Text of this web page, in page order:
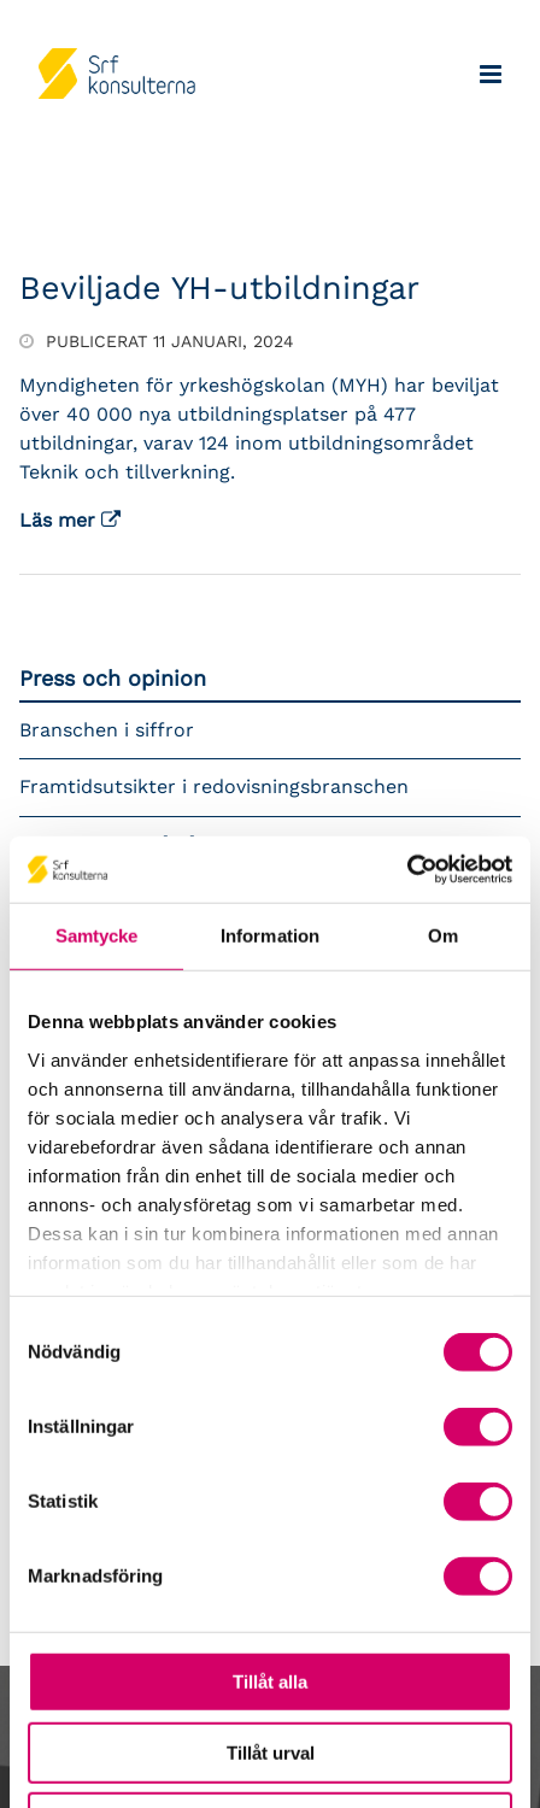
Samtycke Information Om
Denna webbplats använder cookies
Vi använder enhetsidentifierare för att anpassa innehållet
och annonserna till användarna, tillhandahålla funktioner
för sociala medier och analysera vår trafik. Vi
vidarebefordrar även sådana identifierare och annan
information från din enhet till de sociala medier och
annons- och analysföretag som vi samarbetar med.
Dessa kan i sin tur kombinera informationen med annan
information som du har tillhandahållit eller som de har
Nödvändig
Inställningar
Statistik
Marknadsföring
Tillåt alla
Tillåt urval
Beviljade YH-utbildningar
PUBLICERAT 11 JANUARI, 2024
Myndigheten för yrkeshögskolan (MYH) har beviljat
över 40 000 nya utbildningsplatser på 477
utbildningar, varav 124 inom utbildningsområdet
Teknik och tillverkning.
Läs mer
Press och opinion
Branschen i siffror
Framtidsutsikter i redovisningsbranschen
Prenumerera på våra nyhetsbrev
Pressrum
Remisser
Samverkan med myndigheter och organisationer
Srf Fokusrapport 2024 – insikter för hållbart
företagande
Våra nyhetskanaler
Tidningen Konsulten
Öppet brev till Myndigheten för yrkeshögskolan
Framtidsutsikter i lönebranschen
Kalendarium